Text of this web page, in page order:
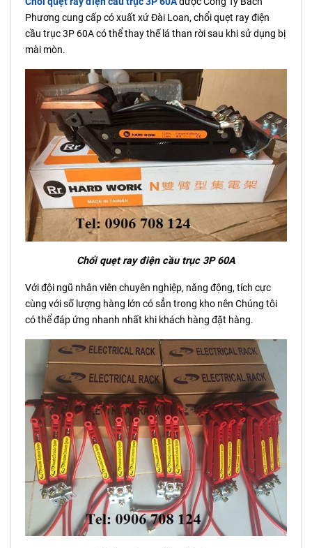
Phương cung cấp có xuất xứ Đài Loan, chổi quẹt ray điện
cầu trục 3P 60A có thể thay thế lá than rời sau khi sử dụng bị
mài mòn.
Chổi quẹt ray điện cầu trục 3P 60A
Với đội ngũ nhân viên chuyên nghiệp, năng động, tích cực
cùng với số lượng hàng lớn có sẳn trong kho nên Chúng tôi
có thể đáp ứng nhanh nhất khi khách hàng đặt hàng.